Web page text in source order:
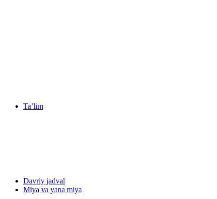
Ta’lim
Davriy jadval
Miya va yana miya